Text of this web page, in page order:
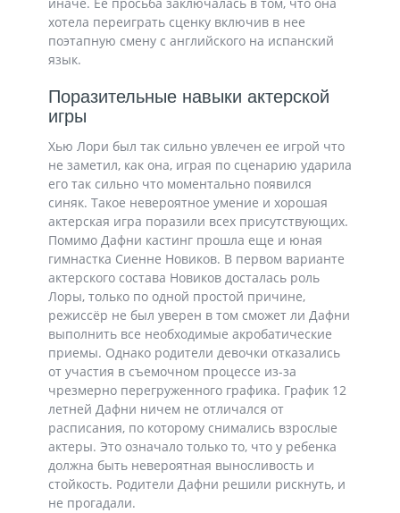
хотела переиграть сценку включив в нее
поэтапную смену с английского на испанский
язык.
Поразительные навыки актерской
игры
Хью Лори был так сильно увлечен ее игрой что
не заметил, как она, играя по сценарию ударила
его так сильно что моментально появился
синяк. Такое невероятное умение и хорошая
актерская игра поразили всех присутствующих.
Помимо Дафни кастинг прошла еще и юная
гимнастка Сиенне Новиков. В первом варианте
актерского состава Новиков досталась роль
Лоры, только по одной простой причине,
режиссёр не был уверен в том сможет ли Дафни
выполнить все необходимые акробатические
приемы. Однако родители девочки отказались
от участия в съемочном процессе из-за
чрезмерно перегруженного графика. График 12
летней Дафни ничем не отличался от
расписания, по которому снимались взрослые
актеры. Это означало только то, что у ребенка
должна быть невероятная выносливость и
стойкость. Родители Дафни решили рискнуть, и
не прогадали.